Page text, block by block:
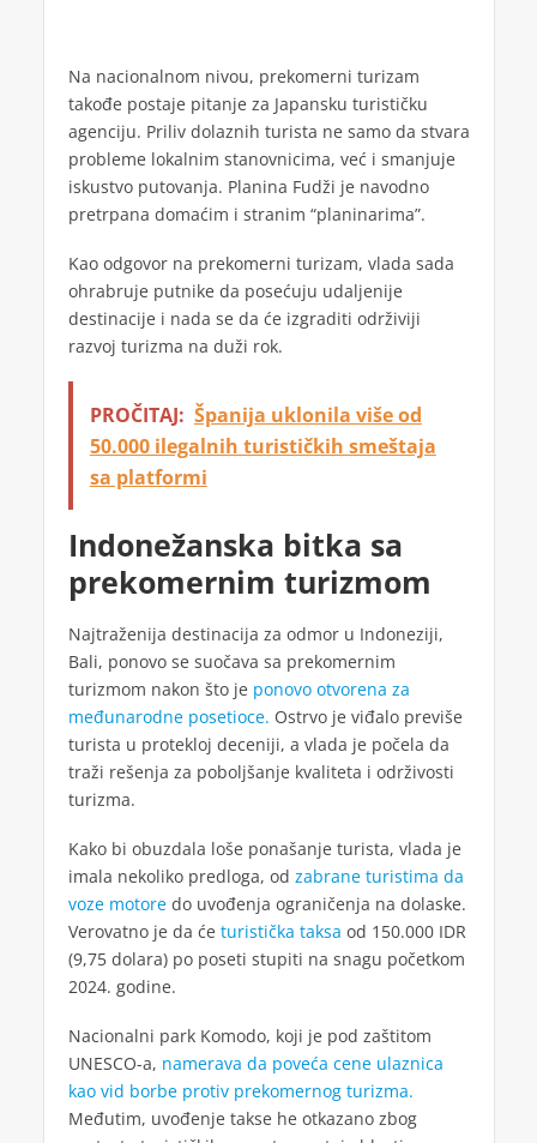
Na nacionalnom nivou, prekomerni turizam
takođe postaje pitanje za Japansku turističku
agenciju. Priliv dolaznih turista ne samo da stvara
probleme lokalnim stanovnicima, već i smanjuje
iskustvo putovanja. Planina Fudži je navodno
pretrpana domaćim i stranim “planinarima”.
Kao odgovor na prekomerni turizam, vlada sada
ohrabruje putnike da posećuju udaljenije
destinacije i nada se da će izgraditi održiviji
razvoj turizma na duži rok.
PROČITAJ: Španija uklonila više od
50.000 ilegalnih turističkih smeštaja
sa platformi
Indonežanska bitka sa
prekomernim turizmom
Najtraženija destinacija za odmor u Indoneziji,
Bali, ponovo se suočava sa prekomernim
turizmom nakon što je ponovo otvorena za
međunarodne posetioce. Ostrvo je viđalo previše
turista u protekloj deceniji, a vlada je počela da
traži rešenja za poboljšanje kvaliteta i održivosti
turizma.
Kako bi obuzdala loše ponašanje turista, vlada je
imala nekoliko predloga, od zabrane turistima da
voze motoredo uvođenja ograničenja na dolaske.
Verovatno je da će turistička taksa od 150.000 IDR
(9,75 dolara) po poseti stupiti na snagu početkom
2024. godine.
Nacionalni park Komodo, koji je pod zaštitom
UNESCO-a, namerava da poveća cene ulaznica
kao vid borbe protiv prekomernog turizma.
Međutim, uvođenje takse he otkazano zbog